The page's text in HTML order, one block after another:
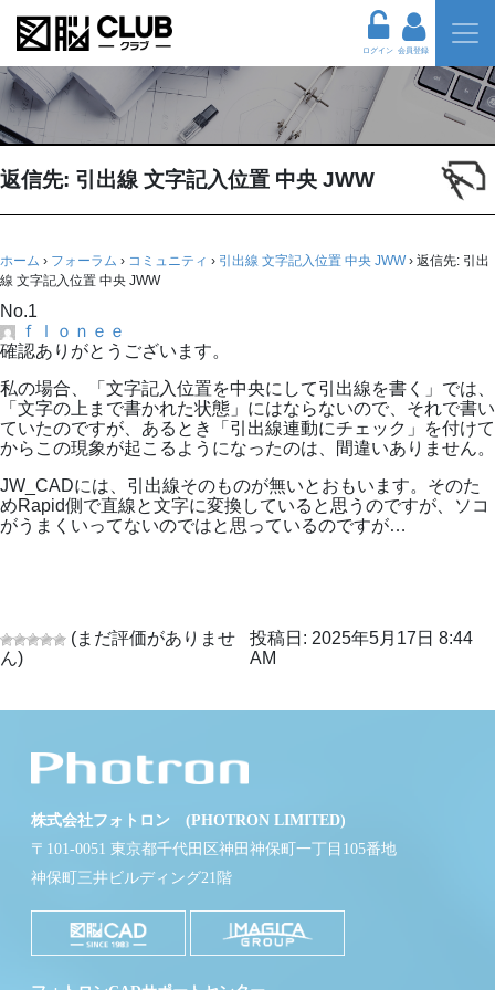
ログイン 会員登録
返信先: 引出線 文字記入位置 中央 JWW
ホーム › フォーラム › コミュニティ › 引出線 文字記入位置 中央 JWW › 返信先: 引出
線 文字記入位置 中央 JWW
No.1
ｆｌｏｎｅｅ
確認ありがとうございます。
私の場合、「文字記入位置を中央にして引出線を書く」では、
「文字の上まで書かれた状態」にはならないので、それで書い
ていたのですが、あるとき「引出線連動にチェック」を付けて
からこの現象が起こるようになったのは、間違いありません。
JW_CADには、引出線そのものが無いとおもいます。そのた
めRapid側で直線と文字に変換していると思うのですが、ソコ
がうまくいってないのではと思っているのですが…
(まだ評価がありませ
ん)
投稿日: 2025年5月17日 8:44
AM
株式会社フォトロン (PHOTRON LIMITED)
〒101-0051 東京都千代田区神田神保町一丁目105番地
神保町三井ビルディング21階